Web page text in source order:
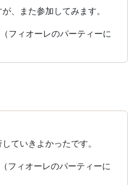
、また参加してみます。
フィオーレのパーティーに
ていきよかったです。
フィオーレのパーティーに